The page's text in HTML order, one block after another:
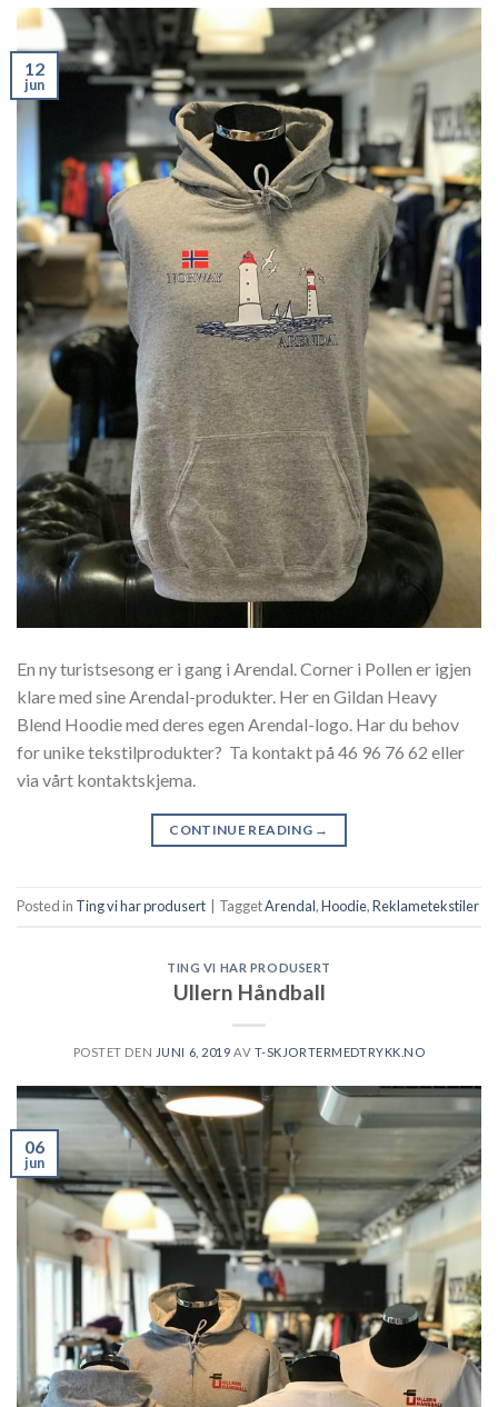
12
jun
En ny turistsesong er i gang i Arendal. Corner i Pollen er igjen
klare med sine Arendal-produkter. Her en Gildan Heavy
Blend Hoodie med deres egen Arendal-logo. Har du behov
for unike tekstilprodukter? Ta kontakt på 46 96 76 62 eller
via vårt kontaktskjema.
CONTINUE READING →
Posted in Ting vi har produsert TaggetArendal,Hoodie,Reklametekstiler
TING VI HAR PRODUSERT
Ullern Håndball
POSTET DEN JUNI 6, 2019 AV T-SKJORTERMEDTRYKK.NO
06
jun